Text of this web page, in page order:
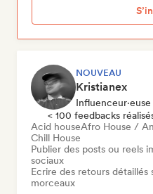
NOUVEAU
Kristianex
< 100 feedbacks
Acid houseAfro House /
Chill House
Publier des posts ou reels
sociaux
Ecrire des retours détaillés
morceaux